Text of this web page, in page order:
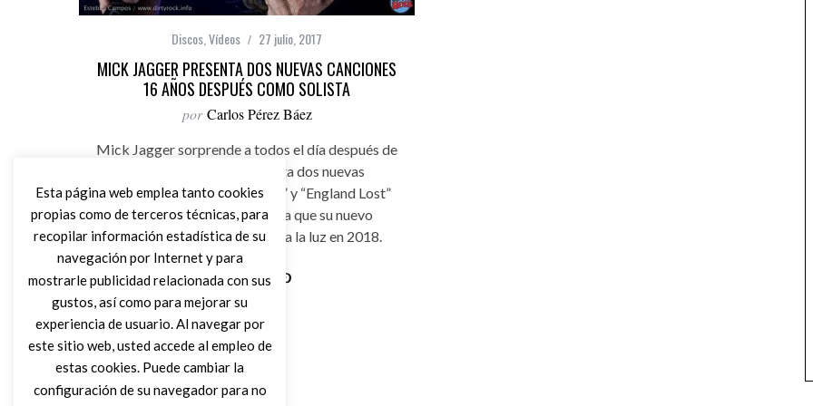
Discos Vídeos 27 julio, 2017
MICK JAGGER PRESENTA DOS NUEVAS CANCIONES
16 AÑOS DESPUÉS COMO SOLISTA
por Carlos Pérez Báez
Mick Jagger sorprende a todos el día después de
cumplir 74 años y presenta dos nuevas
canciones “Gotta Get A Grip” y “England Lost”
en solitario. Jagger anuncia que su nuevo
proyecto solista, que saldrá a la luz en 2018.
Leer Más
Esta página web emplea tanto cookies
propias como de terceros técnicas, para
recopilar información estadística de su
navegación por Internet y para
mostrarle publicidad relacionada con sus
gustos, así como para mejorar su
experiencia de usuario. Al navegar por
este sitio web, usted accede al empleo de
estas cookies. Puede cambiar la
configuración de su navegador para no